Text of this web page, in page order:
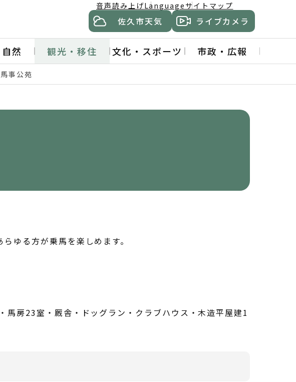
音声読み上げLanguage サイトマップ
佐久市天気 ライブカメラ
然 観光・移住 文化・スポーツ 市政・広報
事公苑
ゆる方が乗馬を楽しめます。
房23室・厩舎・ドッグラン・クラブハウス・木造平屋建1